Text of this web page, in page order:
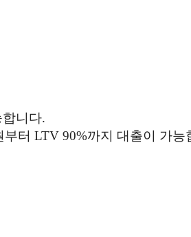
니다.
터 LTV 90%까지 대출이 가능